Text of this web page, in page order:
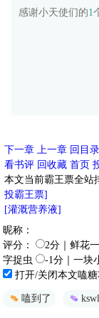
感谢小天使们的1
下一章 上一章 回目录
看书评 回收藏 首页
本文当前霸王票全站
投霸王票]
[灌溉营养液]
昵称：
评分：
2分｜鲜花
字捉虫
-1分｜一块
打开/关闭本文嗑
嗑到了 kswl